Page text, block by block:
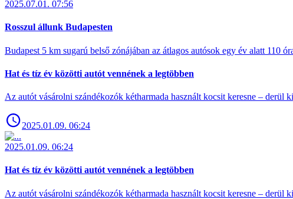
2025.07.01. 07:56
Rosszul állunk Budapesten
Budapest 5 km sugarú belső zónájában az átlagos autósok egy év alatt 110
Hat és tíz év közötti autót vennének a legtöbben
Az autót vásárolni szándékozók kétharmada használt kocsit keresne – derül
2025.01.09. 06:24
2025.01.09. 06:24
Hat és tíz év közötti autót vennének a legtöbben
Az autót vásárolni szándékozók kétharmada használt kocsit keresne – derül